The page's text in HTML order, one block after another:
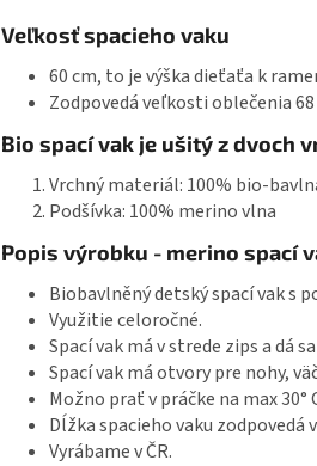
Veľkosť spacieho vaku
60 cm, to je výška dieťaťa k
Zodpovedá veľkosti oblečenia 68
Bio spací vak je ušitý z dvoch
Vrchný materiál: 100% bio-
Podšívka: 100% merino vlna
Popis výrobku - merino spací
Biobavlněný detský spací vak s
Využitie celoročné.
Spací vak má v strede zips a dá
Spací vak má otvory pre nohy,
Možno prať v práčke na max
Dĺžka spacieho vaku zodpovedá
Vyrábame v ČR.